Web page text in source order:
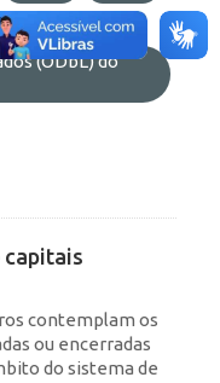
(ODbL) do
capitais
contemplam os
ou encerradas
do sistema de